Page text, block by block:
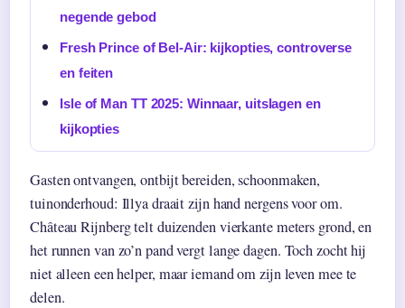
negende gebod
Fresh Prince of Bel-Air: kijkopties, controverse
en feiten
Isle of Man TT 2025: Winnaar, uitslagen en
kijkopties
Gasten ontvangen, ontbijt bereiden, schoonmaken,
tuinonderhoud: Illya draait zijn hand nergens voor om.
Château Rijnberg telt duizenden vierkante meters grond, en
het runnen van zo’n pand vergt lange dagen. Toch zocht hij
niet alleen een helper, maar iemand om zijn leven mee te
delen.